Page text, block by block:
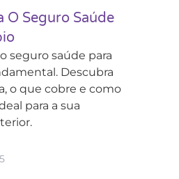
O Seguro Saúde
seguro saúde para
Descubra
o que cobre e como
para a sua